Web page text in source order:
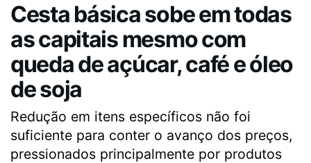
Cesta básica sobe em todas
as capitais mesmo com
queda de açúcar, café e óleo
de soja
Redução em itens específicos não foi
suficiente para conter o avanço dos preços,
pressionados principalmente por produtos